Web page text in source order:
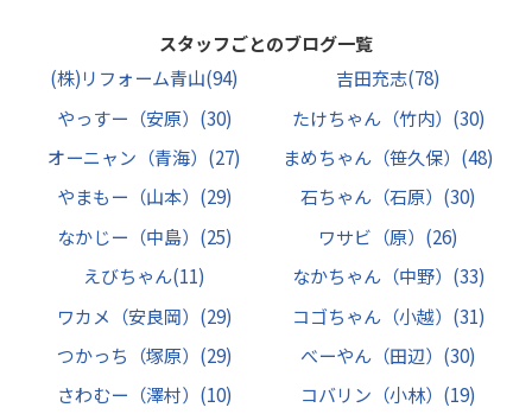
スタッフごとのブログ一覧
(株)リフォーム青山(94) 吉田充志(78)
やっすー（安原） (30) たけちゃん（竹内） (30)
オーニャン（青海） (27) まめちゃん（笹久保） (48)
やまもー（山本） (29) 石ちゃん（石原） (30)
なかじー（中島） (25) ワサビ（原） (26)
えびちゃん(11) なかちゃん（中野） (33)
ワカメ（安良岡） (29) コゴちゃん（小越） (31)
つかっち（塚原） (29) べーやん（田辺） (30)
さわむー（澤村） (10) コバリン（小林） (19)